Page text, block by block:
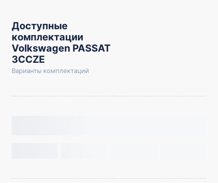
Доступные
комплектации
Volkswagen PASSAT
3CCZE
Варианты комплектаций